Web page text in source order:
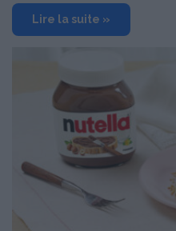
Lire la suite »